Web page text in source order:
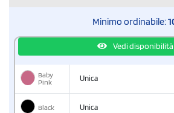
Minimo ordinabile:
Vedi disponibilità
Baby
Pink
Unica
Black Unica